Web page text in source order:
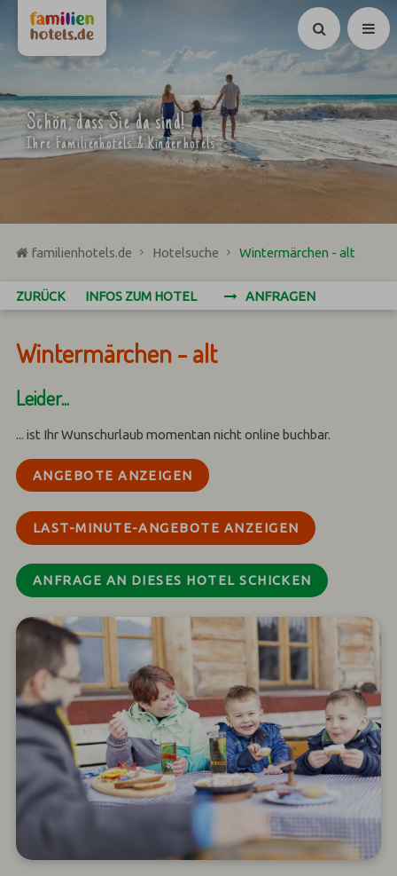
Suchen
Schön, dass Sie da sind!
Ihre Familienhotels & Kinderhotels
familienhotels.de Hotelsuche Wintermärchen - alt
ZURÜCK INFOS ZUM HOTEL ANFRAGEN
Wintermärchen - alt
Leider...
... ist Ihr Wunschurlaub momentan nicht online buchbar.
ANGEBOTE ANZEIGEN
LAST-MINUTE-ANGEBOTE ANZEIGEN
ANFRAGE AN DIESES HOTEL SCHICKEN